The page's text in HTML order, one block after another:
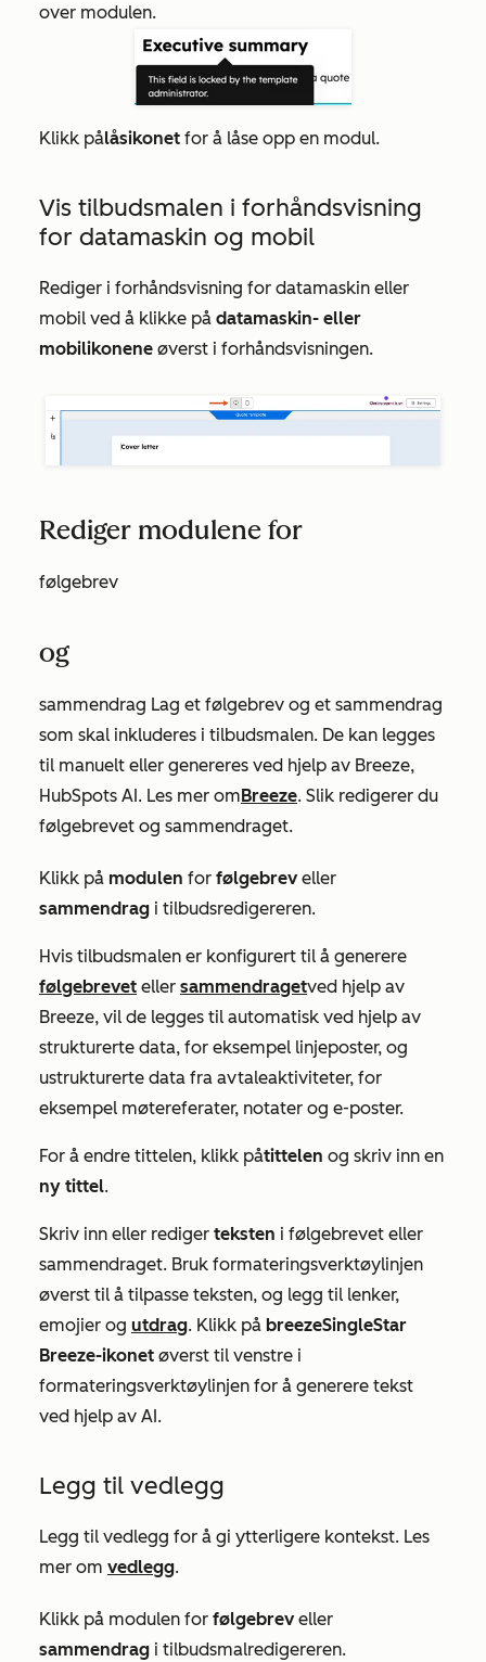
over modulen.
Klikk pålåsikonet for å låse opp en modul.
Vis tilbudsmalen i forhåndsvisning
for datamaskin og mobil
Rediger i forhåndsvisning for datamaskin eller
mobil ved å klikke på datamaskin- eller
mobilikonene øverst i forhåndsvisningen.
Rediger modulene for
følgebrev
og
sammendrag Lag et følgebrev og et sammendrag
som skal inkluderes i tilbudsmalen. De kan legges
til manuelt eller genereres ved hjelp av Breeze,
HubSpots AI. Les mer om Breeze. Slik redigerer du
følgebrevet og sammendraget.
Klikk på modulen for følgebreveller
sammendrag i tilbudsredigereren.
Hvis tilbudsmalen er konfigurert til å generere
følgebrevet eller sammendragetved hjelp av
Breeze, vil de legges til automatisk ved hjelp av
strukturerte data, for eksempel linjeposter, og
ustrukturerte data fra avtaleaktiviteter, for
eksempel møtereferater, notater og e-poster.
For å endre tittelen, klikk påtittelen og skriv inn en
ny tittel.
Skriv inn eller rediger teksten i følgebrevet eller
sammendraget. Bruk formateringsverktøylinjen
øverst til å tilpasse teksten, og legg til lenker,
emojier og utdrag. Klikk på breezeSingleStar
Breeze-ikonet øverst til venstre i
formateringsverktøylinjen for å generere tekst
ved hjelp av AI.
Legg til vedlegg
Legg til vedlegg for å gi ytterligere kontekst. Les
mer om vedlegg.
Klikk på modulen for følgebreveller
sammendrag i tilbudsmalredigereren.